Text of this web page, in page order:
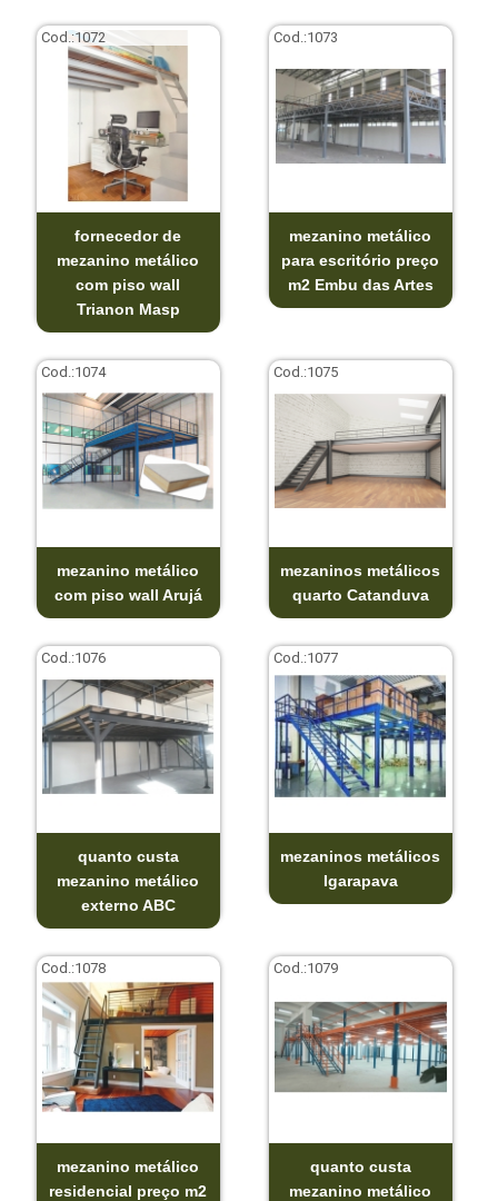
Cod.:1072
fornecedor de
mezanino metálico
com piso wall
Trianon Masp
Cod.:1073
mezanino metálico
para escritório preço
m2 Embu das Artes
Cod.:1074
mezanino metálico
com piso wall Arujá
Cod.:1075
mezaninos metálicos
quarto Catanduva
Cod.:1076
quanto custa
mezanino metálico
externo ABC
Cod.:1077
mezaninos metálicos
Igarapava
Cod.:1078
mezanino metálico
residencial preço m2
Cod.:1079
quanto custa
mezanino metálico